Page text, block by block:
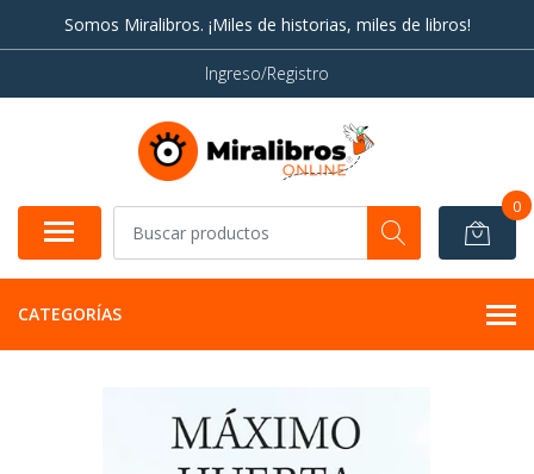
Somos Miralibros. ¡Miles de historias, miles de libros!
Ingreso/Registro
0
CATEGORÍAS